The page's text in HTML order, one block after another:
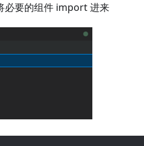
必要的组件 import 进来